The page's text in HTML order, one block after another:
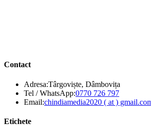
Contact
Adresa:Târgoviște, Dâmbovița
Tel / WhatsApp:0770 726 797Opens
in
Email:chindiamedia2020 ( at )
Etichete